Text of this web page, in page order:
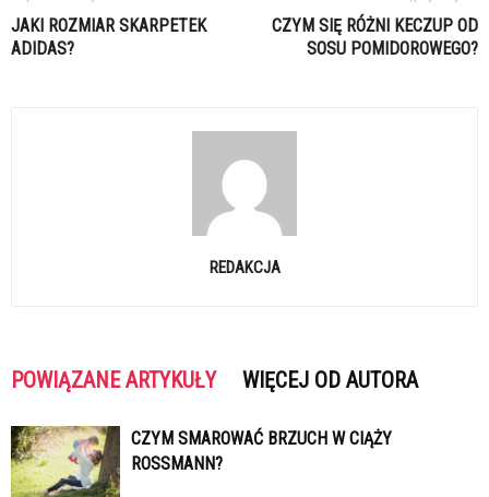
JAKI ROZMIAR SKARPETEK
ADIDAS?
CZYM SIĘ RÓŻNI KECZUP OD
SOSU POMIDOROWEGO?
REDAKCJA
POWIĄZANE ARTYKUŁY WIĘCEJ OD AUTORA
CZYM SMAROWAĆ BRZUCH W CIĄŻY
ROSSMANN?